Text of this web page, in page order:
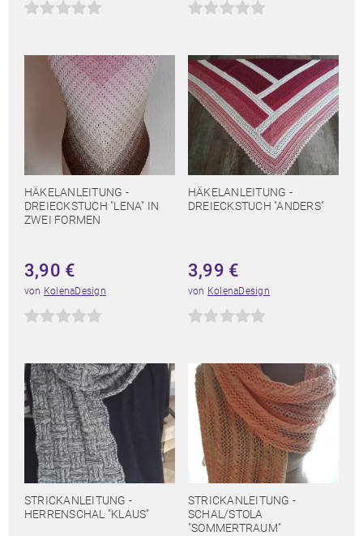
HÄKELANLEITUNG -
DREIECKSTUCH "LENA" IN
ZWEI FORMEN
3,90 €
von KolenaDesign
HÄKELANLEITUNG -
DREIECKSTUCH "ANDERS"
3,99 €
von KolenaDesign
STRICKANLEITUNG -
HERRENSCHAL "KLAUS"
STRICKANLEITUNG -
SCHAL/STOLA
"SOMMERTRAUM"